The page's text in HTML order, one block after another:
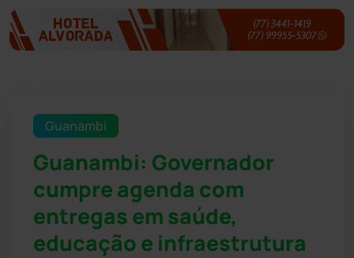
Guanambi
Guanambi: Governador
cumpre agenda com
entregas em saúde,
educação e infraestrutura